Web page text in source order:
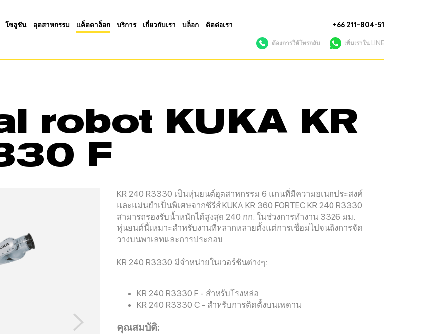
โซลูชัน อุตสาหกรรม แค็ตตาล็อก บริการ เกี่ยวกับเรา บล็อก ติดต่อเรา +66 211-804-51
ต้องการให้โทรกลับ เพิ่มเราใน LINE
robot KUKA KR
F
KR 240 R3330 เป็นหุ่นยนต์อุตสาหกรรม 6 แกนที่มีความอเนกประสงค์
และแม่นยำเป็นพิเศษจากซีรีส์ KUKA KR 360 FORTEC KR 240 R3330
สามารถรองรับน้ำหนักได้สูงสุด 240 กก. ในช่วงการทำงาน 3326 มม.
หุ่นยนต์นี้เหมาะสำหรับงานที่หลากหลายตั้งแต่การเชื่อมไปจนถึงการจัด
วางบนพาเลทและการประกอบ
KR 240 R3330 มีจำหน่ายในเวอร์ชันต่างๆ:
KR 240 R3330 F - สำหรับโรงหล่อ
KR 240 R3330 C - สำหรับการติดตั้งบนเพดาน
คุณสมบัติ: